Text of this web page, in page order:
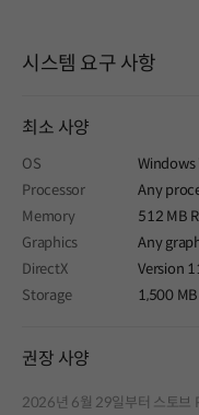
시스템 요구 사항
최소 사양
OS
Windows
Processor
Any
Memory
512 MB
Graphics
Any
DirectX
Version
Storage
1,500
권장 사양
2026년 6월 29일부터 스토브